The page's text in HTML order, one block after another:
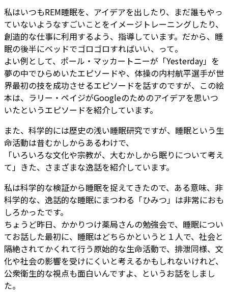
私はいつもREM睡眠を、アイデアを出したり、まだ誰もやっ
ていないようなすごいことをイメージトレーニングしたり、
創造的な仕事に利用するよう、指導しています。だから、睡
眠の後半にベッドでゴロゴロすればいい、って。
よい例として、ポール・マッカートニーが「Yesterday」を
夢の中でひらめいたエピソードや、体操の内村航平選手が世
界最初の技を成功させるエピソードを話すのですが、この絵
本は、ラリー・ペイジがGoogleのためのアイデアを思いつ
いたというエピソードを紹介しています。
また、科学的には歴史の浅い睡眠研究ですが、睡眠という生
命活動は昔むかしからあるわけで、
「いろいろな文化や宗教が、大むかしから眠りについて考え
て」きた、さまざまな逸話を紹介しています。
私は科学的な検証から睡眠を捉えてきたので、ある意味、非
科学的な、逸話的な睡眠にまつわる「ひみつ」は非常におも
しろかったです。
ちょうど昨日、かかりつけ薬局さんの勉強会で、睡眠につい
てお話した最初に、睡眠はどちらかというと１人で、社会と
隔絶されてかくれて行う原始的な生命活動で、排泄同様、文
化や社会の影響を受けにくいと考えるかもしれないけれど、
公衆衛生的な視点も面白いんですよ、というお話をしまし
た。